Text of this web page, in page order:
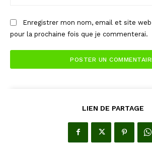
Enregistrer mon nom, email et site
pour la prochaine fois que je commenterai.
LIEN DE PARTAGE